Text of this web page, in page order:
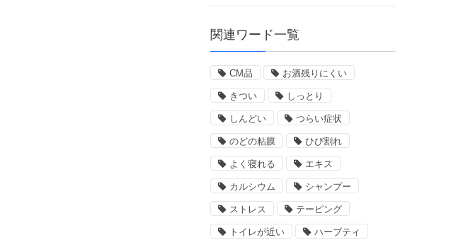
関連ワード一覧
CM品 お酒残りにくい
きつい しっとり
しんどい つらい症状
のどの粘膜 ひび割れ
よく寝れる エキス
カルシウム シャンプー
ストレス テーピング
トイレが近い ハーブティ